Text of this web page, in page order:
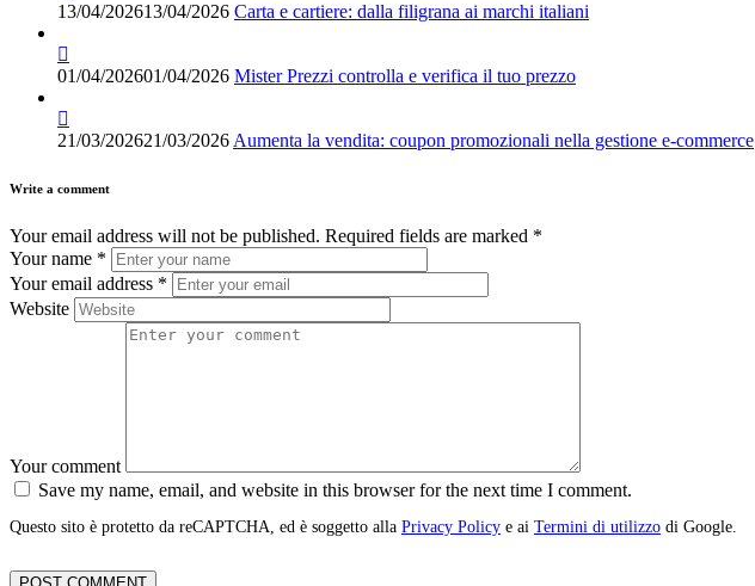
13/04/202613/04/2026 Carta e cartiere: dalla filigrana ai marchi italiani
01/04/202601/04/2026 Mister Prezzi controlla e verifica il tuo prezzo
21/03/202621/03/2026 Aumenta la vendita: coupon promozionali nella gestione e-commerce
Write a comment
Your email address will not be published. Required fields are marked *
Your name *
Your email address *
Website
Your comment
Save my name, email, and website in this browser for the next time I comment.
Questo sito è protetto da reCAPTCHA, ed è soggetto alla Privacy Policy e ai Termini di utilizzo di Google.